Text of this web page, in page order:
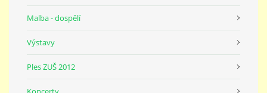
Malba - dospělí
Výstavy
Ples ZUŠ 2012